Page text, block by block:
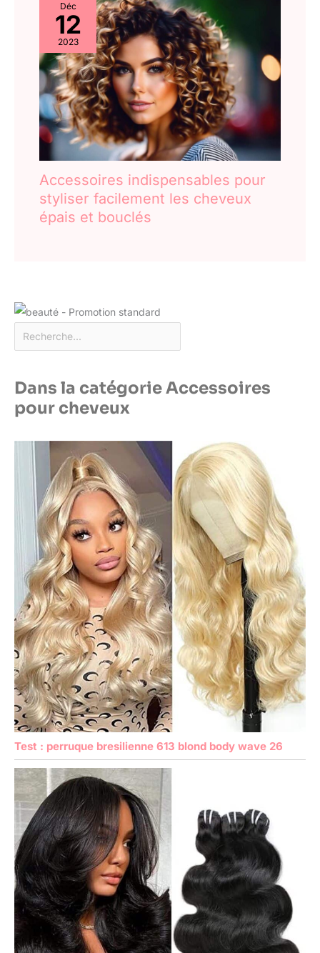
Déc
12
2023
Accessoires indispensables pour
styliser facilement les cheveux
épais et bouclés
Dans la catégorie Accessoires
pour cheveux
Test : perruque bresilienne 613 blond body wave 26